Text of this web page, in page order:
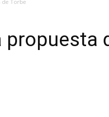
Torbe
propuesta